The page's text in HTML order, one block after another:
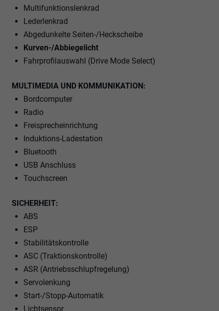
Multifunktionslenkrad
Lederlenkrad
Abgedunkelte Seiten-/Heckscheibe
Kurven-/Abbiegelicht
Fahrprofilauswahl (Drive Mode Select)
MULTIMEDIA UND KOMMUNIKATION:
Bordcomputer
Radio
Freisprecheinrichtung
Induktions-Ladestation
Bluetooth
USB Anschluss
Touchscreen
SICHERHEIT:
ABS
ESP
Stabilitätskontrolle
ASC (Traktionskontrolle)
ASR (Antriebsschlupfregelung)
Servolenkung
Start-/Stopp-Automatik
Lichtsensor